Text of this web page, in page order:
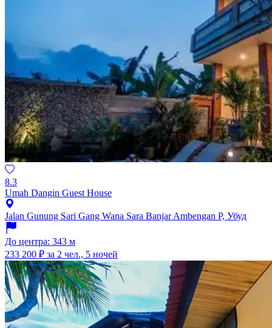
8.3
Umah Dangin Guest House
Jalan Gunung Sari Gang Wana Sara Banjar Ambengan P, Убуд
До центра: 343 м
233 200 ₽ за 2 чел., 5 ночей